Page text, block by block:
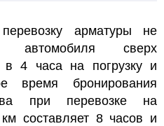
арматуры не
автомобиля сверх
в 4 часа на погрузку и
время бронирования
при перевозке на
составляет 8 часов и